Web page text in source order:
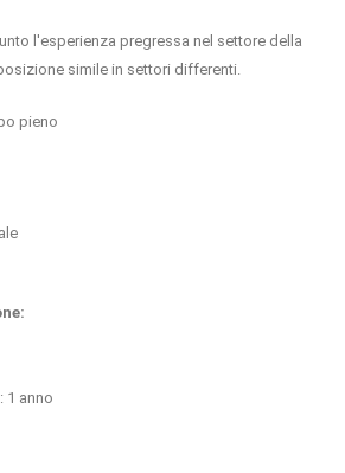
l'esperienza pregressa nel settore della
simile in settori differenti.
pieno
1 anno